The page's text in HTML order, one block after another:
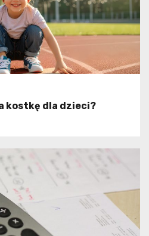
kostkę dla dzieci?